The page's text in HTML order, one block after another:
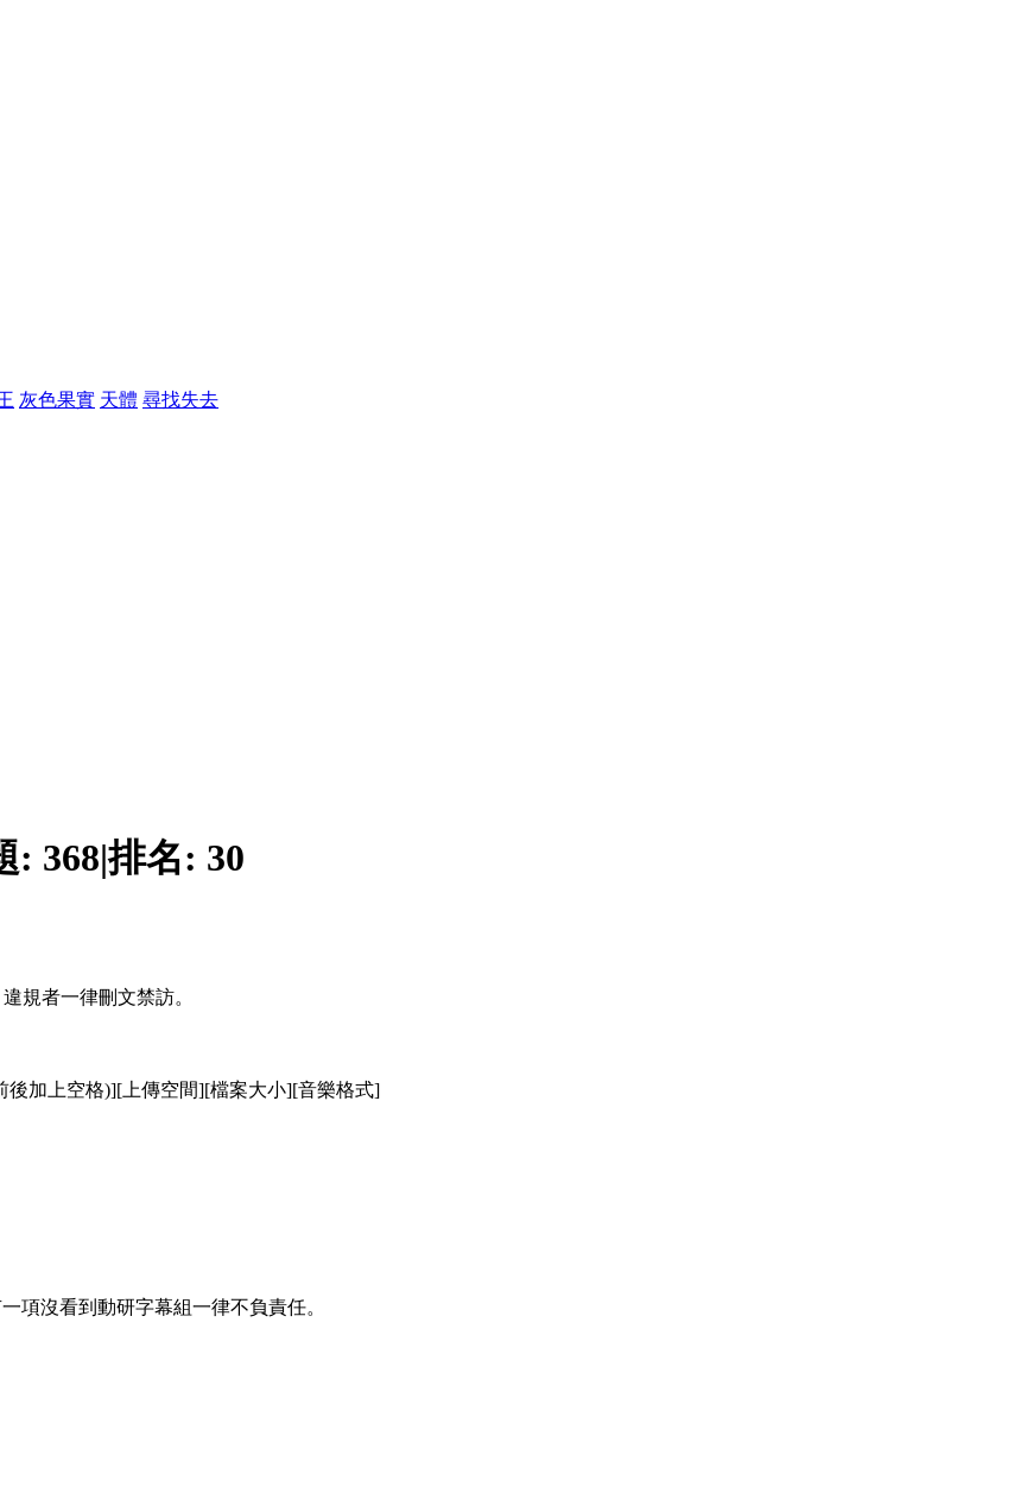
灰色果實 天體 尋找失去
: 368|排名: 30
規者一律刪文禁訪。
後加上空格)][上傳空間][檔案大小][音樂格式]
項沒看到動研字幕組一律不負責任。